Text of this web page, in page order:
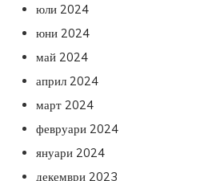
юли 2024
юни 2024
май 2024
април 2024
март 2024
февруари 2024
януари 2024
декември 2023